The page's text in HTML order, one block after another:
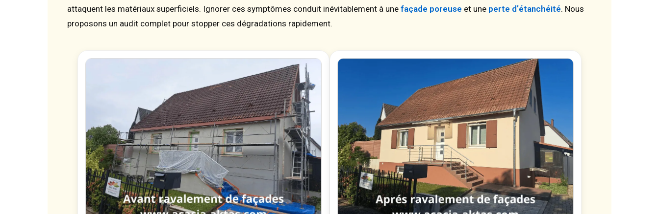
attaquent les matériaux superficiels. Ignorer ces symptômes conduit inévitablement à une façade poreuse et une perte d'étanchéité. Nous
proposons un audit complet pour stopper ces dégradations rapidement.